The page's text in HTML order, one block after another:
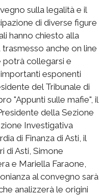
sulla legalità e il
di diverse figure
hanno chiesto alla
anche on line
potrà collegarsi e
esponenti
del Tribunale di
"Appunti sulle mafie", il
della Sezione
Investigativa
di Finanza di Asti, il
di Asti, Simone
e Mariella Faraone,
al convegno sarà
analizzerà le origini